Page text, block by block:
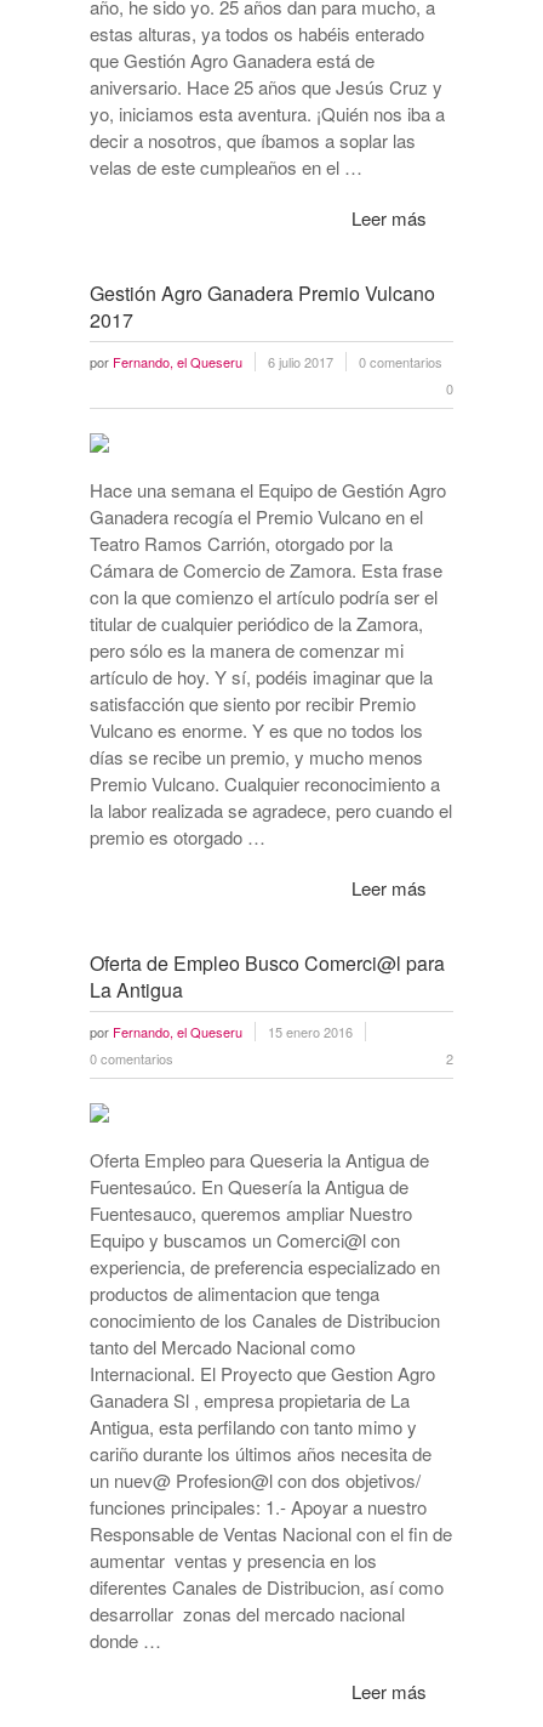
año, he sido yo. 25 años dan para mucho, a
estas alturas, ya todos os habéis enterado
que Gestión Agro Ganadera está de
aniversario. Hace 25 años que Jesús Cruz y
yo, iniciamos esta aventura. ¡Quién nos iba a
decir a nosotros, que íbamos a soplar las
velas de este cumpleaños en el …
Leer más
Gestión Agro Ganadera Premio Vulcano
2017
por Fernando, el Queseru 6 julio 2017
0 comentarios
0
Hace una semana el Equipo de Gestión Agro
Ganadera recogía el Premio Vulcano en el
Teatro Ramos Carrión, otorgado por la
Cámara de Comercio de Zamora. Esta frase
con la que comienzo el artículo podría ser el
titular de cualquier periódico de la Zamora,
pero sólo es la manera de comenzar mi
artículo de hoy. Y sí, podéis imaginar que la
satisfacción que siento por recibir Premio
Vulcano es enorme. Y es que no todos los
días se recibe un premio, y mucho menos
Premio Vulcano. Cualquier reconocimiento a
la labor realizada se agradece, pero cuando el
premio es otorgado …
Leer más
Oferta de Empleo Busco Comerci@l para
La Antigua
por Fernando, el Queseru
15 enero 2016
0 comentarios
2
Oferta Empleo para Queseria la Antigua de
Fuentesaúco. En Quesería la Antigua de
Fuentesauco, queremos ampliar Nuestro
Equipo y buscamos un Comerci@l con
experiencia, de preferencia especializado en
productos de alimentacion que tenga
conocimiento de los Canales de Distribucion
tanto del Mercado Nacional como
Internacional. El Proyecto que Gestion Agro
Ganadera Sl , empresa propietaria de La
Antigua, esta perfilando con tanto mimo y
cariño durante los últimos años necesita de
un nuev@ Profesion@l con dos objetivos/
funciones principales: 1.- Apoyar a nuestro
Responsable de Ventas Nacional con el fin de
aumentar ventas y presencia en los
diferentes Canales de Distribucion, así como
desarrollar zonas del mercado nacional
donde …
Leer más